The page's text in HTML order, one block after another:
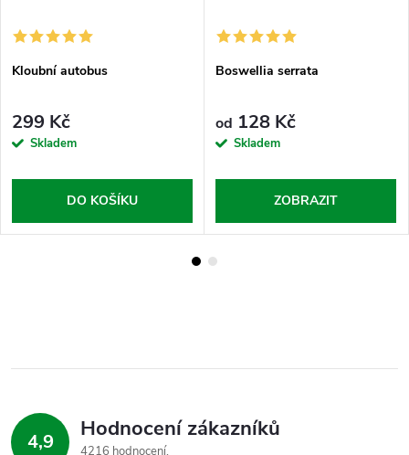
Kloubní autobus
299 Kč
Skladem
DO KOŠÍKU
Boswellia serrata
od 128 Kč
Skladem
ZOBRAZIT
4,9 Hodnocení zákazníků
4216 hodnocení